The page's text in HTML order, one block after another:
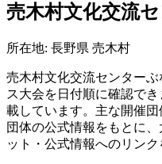
売木村文化交流
所在地: 長野県 売木村
売木村文化交流センター
ス大会を日付順に確認で
載しています。主な開催
団体の公式情報をもとに
ット・公式情報へのリンク